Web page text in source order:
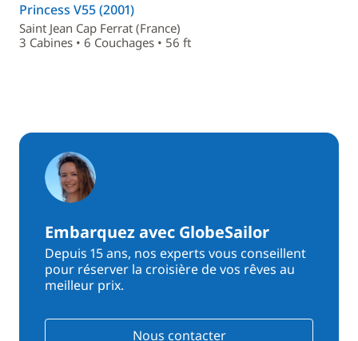
Princess V55 (2001)
Saint Jean Cap Ferrat (France)
3 Cabines • 6 Couchages • 56 ft
Embarquez avec GlobeSailor
Depuis 15 ans, nos experts vous conseillent
pour réserver la croisière de vos rêves au
meilleur prix.
Nous contacter